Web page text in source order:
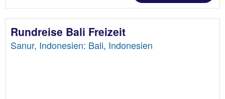
Rundreise Bali Freizeit
Sanur, Indonesien: Bali, Indonesien